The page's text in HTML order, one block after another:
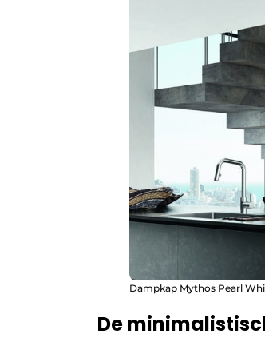
Dampkap Mythos Pearl
De